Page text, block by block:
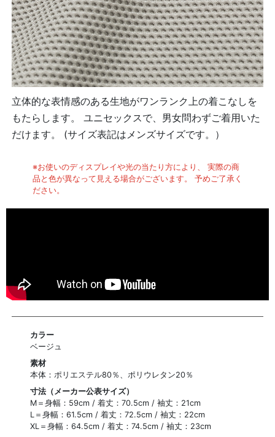
立体的な表情感のある生地がワンランク上の着こなしを
もたらします。 ユニセックスで、男女問わずご着用いた
だけます。 (サイズ表記はメンズサイズです。）
※お使いのディスプレイや光の当たり方により、 実際の商
品と色が異なって見える場合がございます。 予めご了承く
ださい。
カラー
ベージュ
素材
本体：ポリエステル80％、ポリウレタン20％
寸法（メーカー公表サイズ）
M＝身幅：59cm / 着丈：70.5cm / 袖丈：21cm
L＝身幅：61.5cm / 着丈：72.5cm / 袖丈：22cm
XL＝身幅：64.5cm / 着丈：74.5cm / 袖丈：23cm